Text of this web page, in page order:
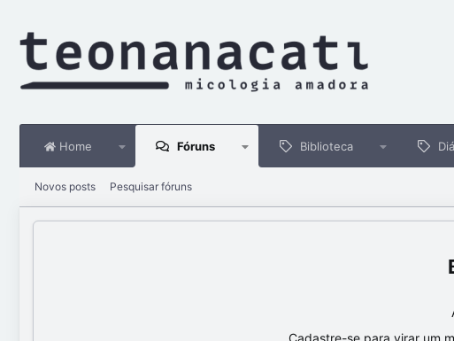
Home Fóruns Biblioteca
Novos posts Pesquisar fóruns